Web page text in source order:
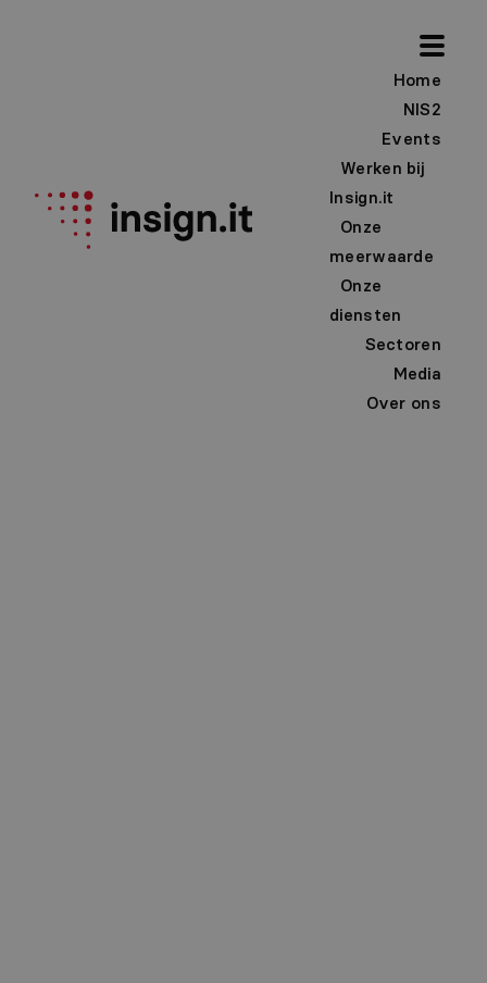
Home
NIS2
Events
Werken bij
Insign.it
Onze
meerwaarde
Onze
diensten
Sectoren
Media
Over ons